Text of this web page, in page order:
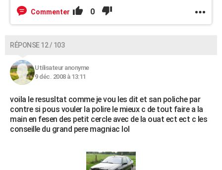
Commenter 0
RÉPONSE 12 / 103
Utilisateur anonyme
9 déc. 2008 à 13:11
voila le resusltat comme je vou les dit et san poliche par
contre si pous vouler la polire le mieux c de tout faire a la
main en fesen des petit cercle avec de la ouat ect ect c les
conseille du grand pere magniac lol